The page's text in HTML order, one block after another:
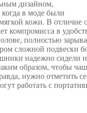
дизайном,
в моде были
кожи. В отличие
компромисса в
полностью
сложной подвески
надежно
образом, чтобы
нужно отметить
работать с